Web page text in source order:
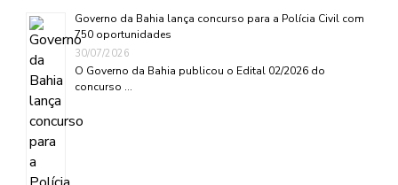
Governo da Bahia lança concurso para a Polícia Civil com
750 oportunidades
30/07/2026
O Governo da Bahia publicou o Edital 02/2026 do
concurso …